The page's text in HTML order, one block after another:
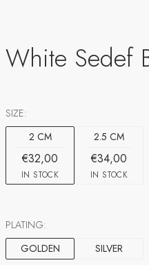
White Sedef
SIZE:
2 CM
€32,00
IN STOCK
2.5 CM
€34,00
IN STOCK
PLATING:
GOLDEN
SILVER